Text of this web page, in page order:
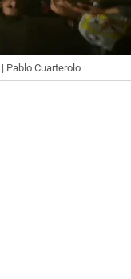
| Pablo Cuarterolo